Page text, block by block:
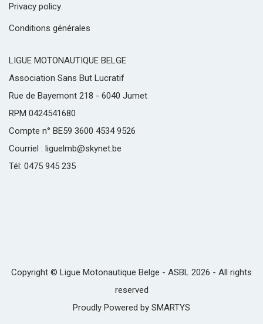
Privacy policy
Conditions générales
LIGUE MOTONAUTIQUE BELGE
Association Sans But Lucratif
Rue de Bayemont 218 - 6040 Jumet
RPM 0424541680
Compte n° BE59 3600 4534 9526
Courriel : liguelmb@skynet.be
Tél: 0475 945 235
Copyright © Ligue Motonautique Belge - ASBL 2026 - All rights
reserved
Proudly Powered by SMARTYS